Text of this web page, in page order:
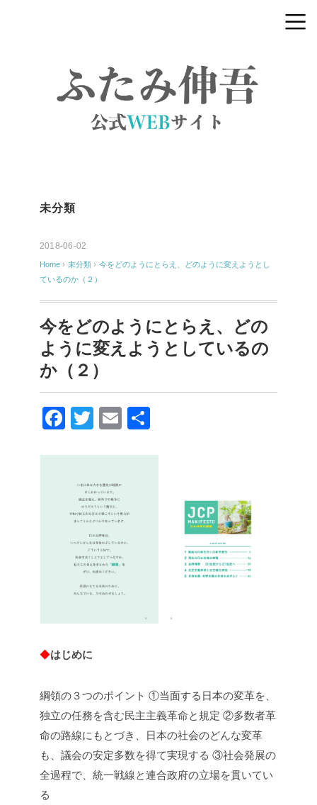
未分類
2018-06-02
Home › 未分類 › 今をどのようにとらえ、どのように変えようとし
ているのか（２）
今をどのようにとらえ、どの
ように変えようとしているの
か（２）
F
c
e
b
o
o
T
tt
er
E
ail
◆はじめに
綱領の３つのポイント ①当面する日本の変革を、
独立の任務を含む民主主義革命と規定 ②多数者革
命の路線にもとづき、日本の社会のどんな変革
も、議会の安定多数を得て実現する ③社会発展の
全過程で、統一戦線と連合政府の立場を貫いてい
る